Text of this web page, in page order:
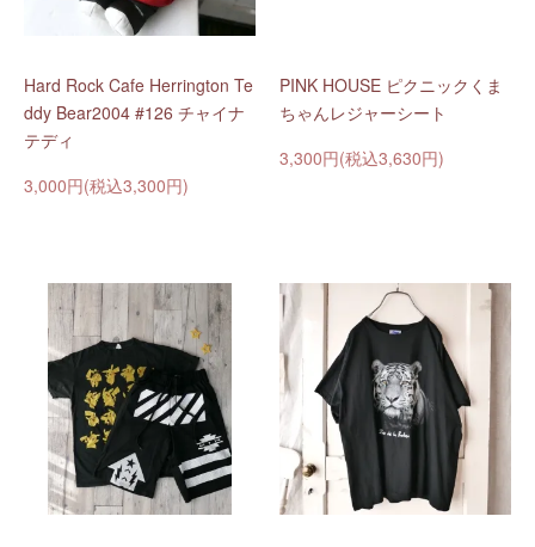
Hard Rock Cafe Herrington Te
ddy Bear2004 #126 チャイナ
テディ
3,000円(税込3,300円)
PINK HOUSE ピクニックくま
ちゃんレジャーシート
3,300円(税込3,630円)